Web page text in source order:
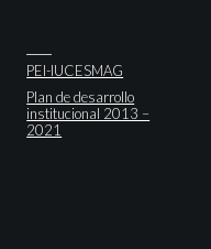
PEI-IUCESMAG
Plan de desarrollo
institucional 2013 –
2021